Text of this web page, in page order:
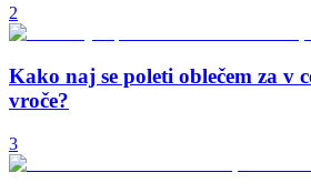
2
Kako naj se poleti oblečem za v
vroče?
3